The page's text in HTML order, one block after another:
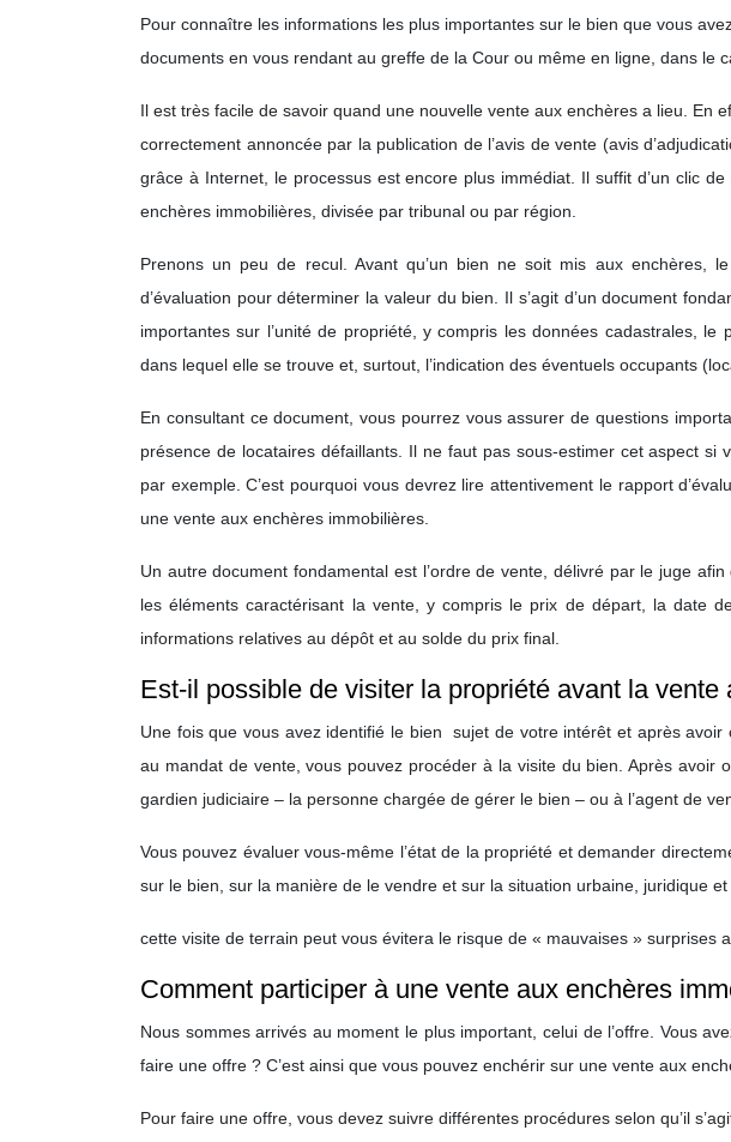
Pour connaître les informations les plus importantes sur le bien que vous
documents en vous rendant au greffe de la Cour ou même en ligne, dans le
Il est très facile de savoir quand une nouvelle vente aux enchères a lieu. En
correctement annoncée par la publication de l’avis de vente (avis
grâce à Internet, le processus est encore plus immédiat. Il suffit d’un clic
enchères immobilières, divisée par tribunal ou par région.
Prenons un peu de recul. Avant qu’un bien ne soit mis aux enchères,
d’évaluation pour déterminer la valeur du bien. Il s’agit d’un document
importantes sur l’unité de propriété, y compris les données cadastrales, le
dans lequel elle se trouve et, surtout, l’indication des éventuels occupants
En consultant ce document, vous pourrez vous assurer de questions
présence de locataires défaillants. Il ne faut pas sous-estimer cet aspect si
par exemple. C’est pourquoi vous devrez lire attentivement le rapport
une vente aux enchères immobilières.
Un autre document fondamental est l’ordre de vente, délivré par le juge
les éléments caractérisant la vente, y compris le prix de départ, la date
informations relatives au dépôt et au solde du prix final.
Est-il possible de visiter la propriété avant la vente
Une fois que vous avez identifié le bien sujet de votre intérêt et après avoir
au mandat de vente, vous pouvez procéder à la visite du bien. Après avoir
gardien judiciaire – la personne chargée de gérer le bien – ou à l’agent de
Vous pouvez évaluer vous-même l’état de la propriété et demander
sur le bien, sur la manière de le vendre et sur la situation urbaine, juridique
cette visite de terrain peut vous évitera le risque de « mauvaises » surprises
Comment participer à une vente aux enchères
Nous sommes arrivés au moment le plus important, celui de l’offre. Vous
faire une offre ? C’est ainsi que vous pouvez enchérir sur une vente aux
Pour faire une offre, vous devez suivre différentes procédures selon qu’il